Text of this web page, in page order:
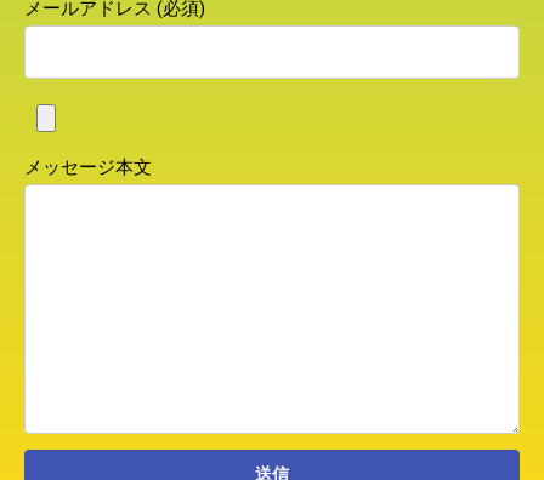
メールアドレス (必須)
メッセージ本文